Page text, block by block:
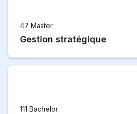
47 Master
Gestion stratégique
111 Bachelor